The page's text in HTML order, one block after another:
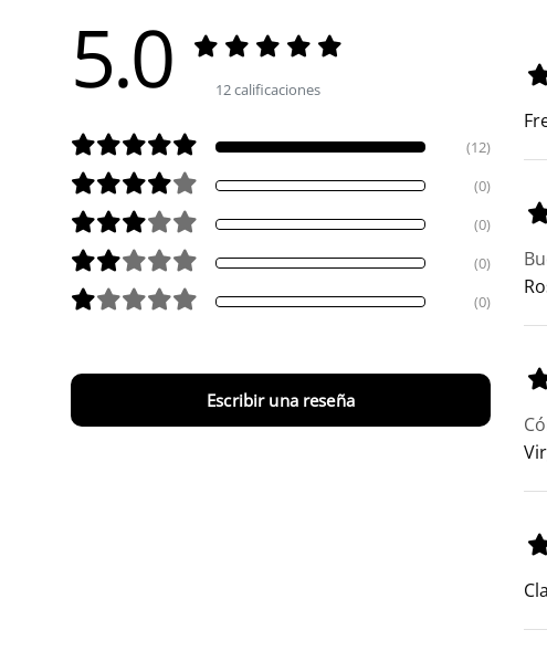
5.0 12 calificaciones
(12)
(0)
(0)
(0)
(0)
Escribir una reseña